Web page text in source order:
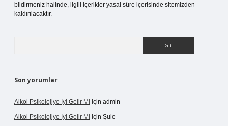
bildirmeniz halinde, ilgili içerikler yasal süre içerisinde sitemizden
kaldırılacaktır.
Son yorumlar
Alkol Psikolojiye Iyi Gelir Mi için admin
Alkol Psikolojiye Iyi Gelir Mi için Şule